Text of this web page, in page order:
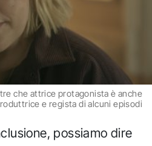
che attrice protagonista è anche
e regista di alcuni episodi
possiamo dire